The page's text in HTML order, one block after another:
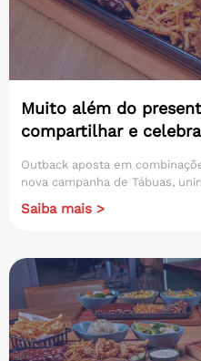
Muito além do
compartilhar e
Outback aposta em
nova campanha de Tábuas,
Saiba mais >